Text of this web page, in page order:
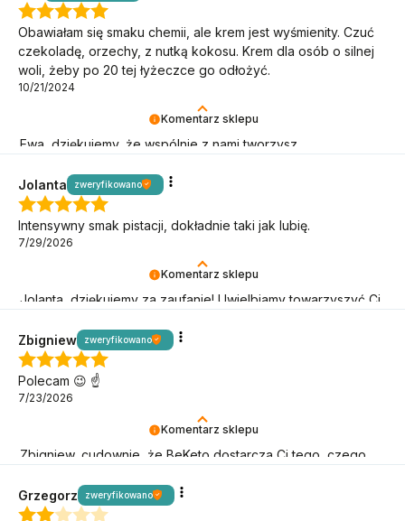
Komentarz sklepu
Ewa, dziękujemy, że wspólnie z nami tworzysz
Obawiałam się smaku chemii, ale krem jest wyśmienity. Czuć
czekoladę, orzechy, z nutką kokosu. Krem dla osób o silnej
woli, żeby po 20 tej łyżeczce go odłożyć.
10/21/2024
Komentarz sklepu
Jolanta, dziękujemy za zaufanie! Uwielbiamy towarzyszyć Ci
Jolanta zweryfikowano
Intensywny smak pistacji, dokładnie taki jak lubię.
7/29/2026
Komentarz sklepu
Zbigniew, cudownie, że BeKeto dostarcza Ci tego, czego
Zbigniew zweryfikowano
Polecam 😉 ☝️
7/23/2026
Grzegorz zweryfikowano